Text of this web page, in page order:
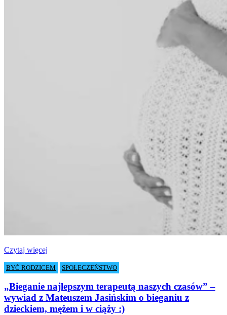
Czytaj więcej
BYĆ RODZICEM SPOŁECZEŃSTWO
„Bieganie najlepszym terapeutą naszych czasów” –
wywiad z Mateuszem Jasińskim o bieganiu z
dzieckiem, mężem i w ciąży :)